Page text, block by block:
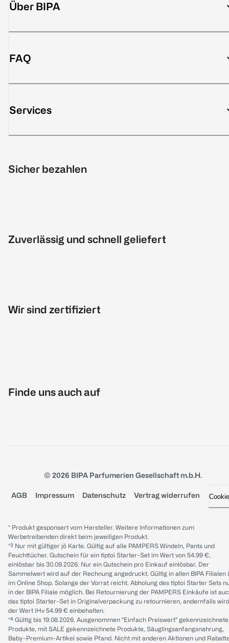
Über BIPA
FAQ
Services
Sicher bezahlen
Zuverlässig und schnell geliefert
Wir sind zertifiziert
Finde uns auch auf
© 2026 BIPA Parfumerien Gesellschaft m.b.H.
AGB Impressum Datenschutz Vertrag widerrufen
* Produkt gesponsert vom Hersteller. Weitere Informationen zum
Werbetreibenden direkt beim jeweiligen Produkt.
*³ Nur mit gültiger jö Karte. Gültig auf alle PAMPERS Windeln, Pants und
Feuchttücher. Gutschein für ein tiptoi Starter-Set im Wert von 54.99 €,
einlösbar bis 30.09.2026. Nur ein Gutschein pro Einkauf einlösbar. Der
Sammelwert wird auf der Rechnung angedruckt. Gültig in allen BIPA Filialen
im Online Shop. Solange der Vorrat reicht. Abholung des tiptoi Starter Sets
in der BIPA Filiale möglich. Bei Retournierung der PAMPERS Einkäufe ist
das tiptoi Starter-Set in Originalverpackung zu retournieren, andernfalls wird
der Wert iHv 54.99 € einbehalten.
*⁴ Gültig bis 19.08.2026. Ausgenommen "Einfach Preiswert" gekennzeichnete
Produkte, mit SALE gekennzeichnete Produkte, Säuglingsanfangsnahrung,
Baby-Premium-Artikel sowie Pfand. Nicht mit anderen Aktionen und